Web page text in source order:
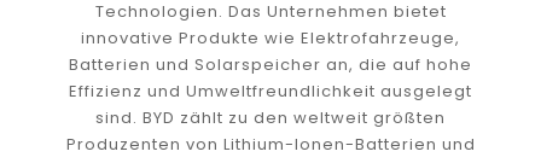
Technologien. Das Unternehmen bietet
innovative Produkte wie Elektrofahrzeuge,
Batterien und Solarspeicher an, die auf hohe
Effizienz und Umweltfreundlichkeit ausgelegt
sind. BYD zählt zu den weltweit größten
Produzenten von Lithium-Ionen-Batterien und